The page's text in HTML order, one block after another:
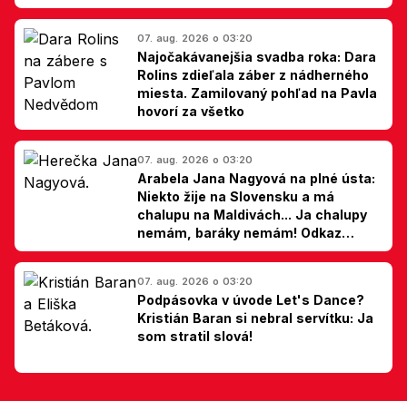
07. aug. 2026 o 03:20
Najočakávanejšia svadba roka: Dara
Rolins zdieľala záber z nádherného
miesta. Zamilovaný pohľad na Pavla
hovorí za všetko
07. aug. 2026 o 03:20
Arabela Jana Nagyová na plné ústa:
Niekto žije na Slovensku a má
chalupu na Maldivách... Ja chalupy
nemám, baráky nemám! Odkaz
Slovákom
07. aug. 2026 o 03:20
Podpásovka v úvode Let's Dance?
Kristián Baran si nebral servítku: Ja
som stratil slová!